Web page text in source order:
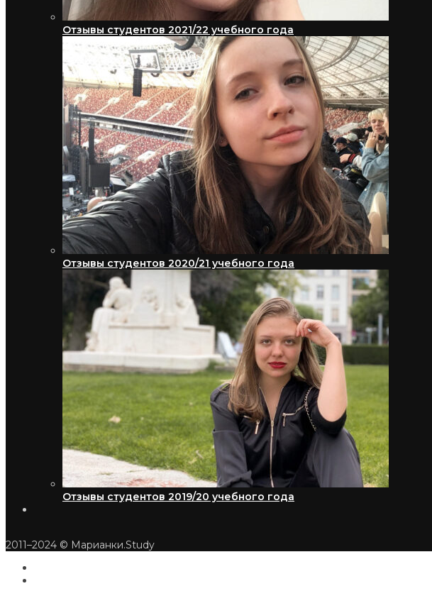
Отзывы студентов 2021/22 учебного года
Отзывы студентов 2020/21 учебного года
Отзывы студентов 2019/20 учебного года
2011–2024 © Марианки.Study